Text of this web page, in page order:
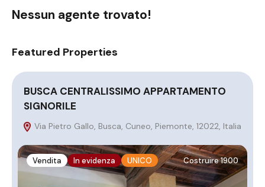
Nessun agente trovato!
Featured Properties
BUSCA CENTRALISSIMO APPARTAMENTO
SIGNORILE
Via Pietro Gallo, Busca, Cuneo, Piemonte, 12022, Italia
Vendita In evidenza UNICO Costruire 1900